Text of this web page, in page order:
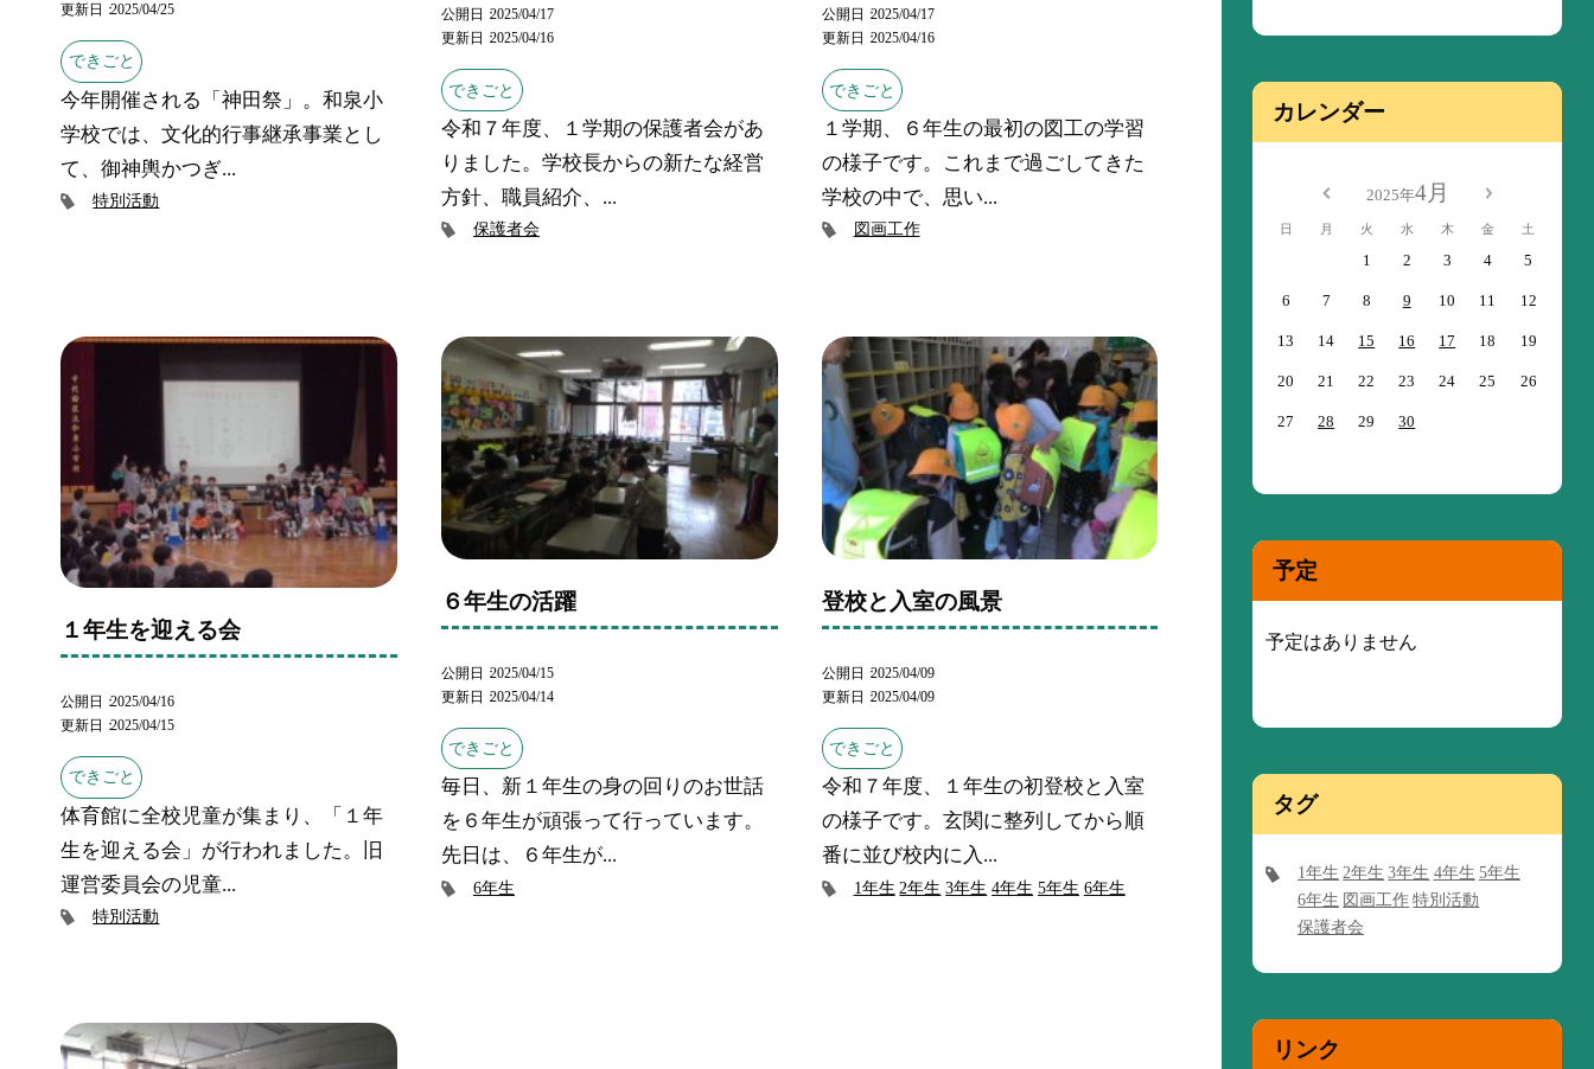
更新日
2025/04/25
できごと
今年開催される「神田祭」。和泉小
学校では、文化的行事継承事業とし
て、御神輿かつぎ...
特別活動
公開日
2025/04/17
更新日
2025/04/16
できごと
令和７年度、１学期の保護者会があ
りました。学校長からの新たな経営
方針、職員紹介、...
保護者会
公開日 2025/04/17
更新日 2025/04/16
できごと
１学期、６年生の最初の図工の学習
の様子です。これまで過ごしてきた
学校の中で、思い...
図画工作
１年生を迎える会
公開日 2025/04/16
更新日 2025/04/15
できごと
体育館に全校児童が集まり、「１年
生を迎える会」が行われました。旧
運営委員会の児童...
特別活動
６年生の活躍
公開日 2025/04/15
更新日 2025/04/14
できごと
毎日、新１年生の身の回りのお世話
を６年生が頑張って行っています。
先日は、６年生が...
6年生
登校と入室の風景
公開日 2025/04/09
更新日 2025/04/09
できごと
令和７年度、１年生の初登校と入室
の様子です。玄関に整列してから順
番に並び校内に入...
1年生 2年生 3年生 4年生 5年生 6年生
カレンダー
2025年4月
日 月 火 水 木 金 土
1 2 3 4 5
6 7 8 9 10 11 12
13 14 15 16 17 18 19
20 21 22 23 24 25 26
27 28 29 30
予定
予定はありません
タグ
1年生 2年生 3年生 4年生 5年生
6年生 図画工作 特別活動
保護者会
リンク